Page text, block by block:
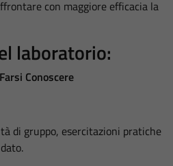
con maggiore efficacia la
laboratorio:
Conoscere
di gruppo, esercitazioni pratiche